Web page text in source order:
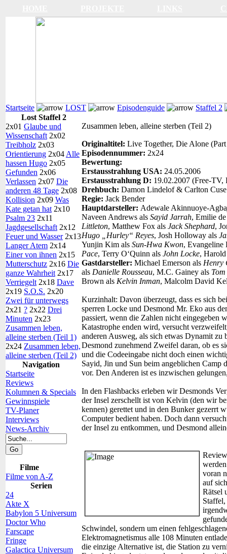
Startseite LOST Episodenguide
Staffel 2
Lost Staffel 2
2x01 Glaube und
Wissenschaft 2x02
Treibholz 2x03
Orientierung 2x04 Alle
hassen Hugo 2x05
Gefunden 2x06
Verlassen 2x07 Die
anderen 48 Tage 2x08
Kollision 2x09 Was
Kate getan hat 2x10
Psalm 23 2x11
Jagdgesellschaft 2x12
Feuer und Wasser2x13
Langer Atem 2x14
Einer von ihnen 2x15
Mutterschutz 2x16 Die
ganze Wahrheit 2x17
Verriegelt 2x18 Dave
2x19 S.O.S. 2x20
Zwei für unterwegs
2x21 ? 2x22 Drei
Minuten 2x23
Zusammen leben,
alleine sterben (Teil 1)
2x24 Zusammen leben,
alleine sterben (Teil 2)
Navigation
Startseite
Reviews
Kolumnen & Specials
Gewinnspiele
TV-Planer
Interviews
News-Archiv
Filme
Filme von A-Z
Serien
24
Akte X
Babylon 5 Universum
Doctor Who
Farscape
Fringe
Galactica Universum
Zusammen leben, alleine sterben (Teil 2)
Originaltitel: Live Together, Die Alone
Episodennummer: 2x24
Bewertung:
Erstausstrahlung USA: 24.05.2006
Erstausstrahlung D: 19.02.2007 (Free-TV,
Drehbuch: Damon Lindelof & Carlton Cuse
Regie: Jack Bender
Hauptdarsteller: Adewale Akinnuoye-
Naveen Andrews als Sayid Jarrah, Emilie
Littleton, Matthew Fox als Jack Shephard,
Hugo „Hurley“ Reyes, Josh Holloway als
Yunjin Kim als Sun-Hwa Kwon,
Pace, Terry O‘Quinn als John Locke,
Gastdarsteller: Michael Emerson als Henry
als Danielle Rousseau, M.C. Gainey als
Brown als Kelvin Inman, Malcolm David
Kurzinhalt: Davon überzeugt, dass es sich
sperren Locke und Desmond Mr. Eko aus
passiert, wenn die Zahlen nicht eingegeben
Katastrophe enden wird, versucht
anderen Ausweg, als sich etwas Dynamit zu
Desmond zunehmend Zweifel daran, ob es
und die Codeeingabe nicht doch einen
Sayid, Jin und Sun beim angeblichen Camp
vor. Den Anderen ist es inzwischen
In den Flashbacks erleben wir Desmonds
der Insel zerschellt ist von Kelvin (den wir
kennen) gerettet und in den Bunker gezerrt
Computer bedient haben. Doch dann
der Insel zu entkommen, und Desmond
voran
auf
Rätsel
Schwindel, sondern um einen
Elektromagnetismus alle 108 Minuten
die einzige Alternative ist, die Station zu